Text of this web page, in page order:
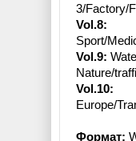
3/Factory/
Vol.8:
Sport/
Vol.9:
Nature/
Vol.10:
Europe/
Формат: